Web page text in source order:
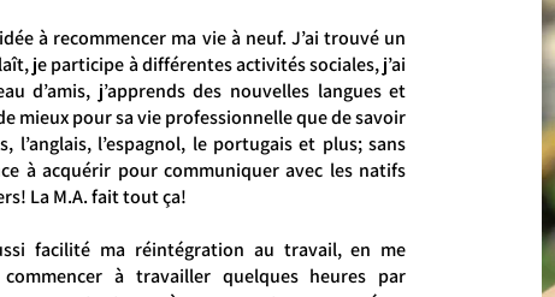
à recommencer ma vie à neuf. J’ai trouvé un
je participe à différentes activités sociales, j’ai
d’amis, j’apprends des nouvelles langues et
mieux pour sa vie professionnelle que de savoir
l’anglais, l’espagnol, le portugais et plus; sans
à acquérir pour communiquer avec les natifs
La M.A. fait tout ça!
facilité ma réintégration au travail, en me
à travailler quelques heures par